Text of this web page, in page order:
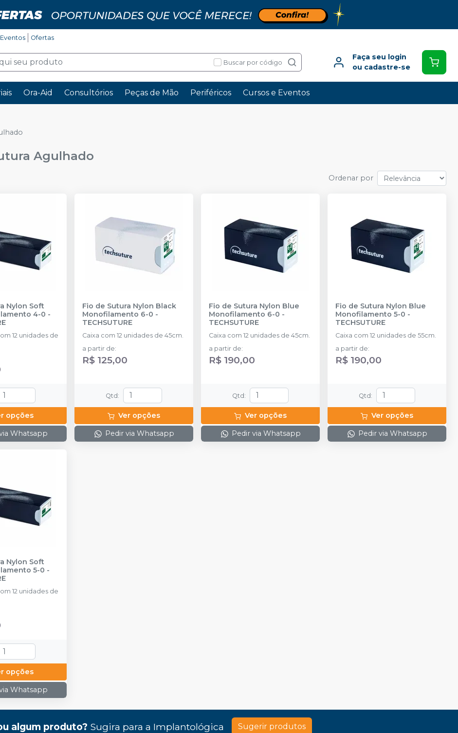
Ofertas
Buscar por código
Faça seu login
ou cadastre-se
Ora-Aid Consultórios Peças de Mão Periféricos Cursos e Eventos
Agulhado
Ordenar por
Nylon Soft
4-0 -
12 unidades de
opções
Whatsapp
Fio de Sutura Nylon Black
Monofilamento 6-0 -
TECHSUTURE
Caixa com 12 unidades de 45cm.
a partir de:
R$ 125,00
Qtd:
Ver opções
Pedir via Whatsapp
Fio de Sutura Nylon Blue
Monofilamento 6-0 -
TECHSUTURE
Caixa com 12 unidades de 45cm.
a partir de:
R$ 190,00
Qtd:
Ver opções
Pedir via Whatsapp
Fio de Sutura Nylon Blue
Monofilamento 5-0 -
TECHSUTURE
Caixa com 12 unidades de 55cm.
a partir de:
R$ 190,00
Qtd:
Ver opções
Pedir via Whatsapp
Nylon Soft
5-0 -
12 unidades de
opções
Whatsapp
algum produto? Sugira para a Implantológica Sugerir produtos